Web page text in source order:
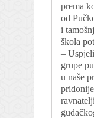
prema
od
i
škola
–
grupe
u naše